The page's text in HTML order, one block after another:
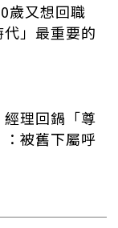
歲又想回職
」最重要的
理回鍋「尊
被舊下屬呼